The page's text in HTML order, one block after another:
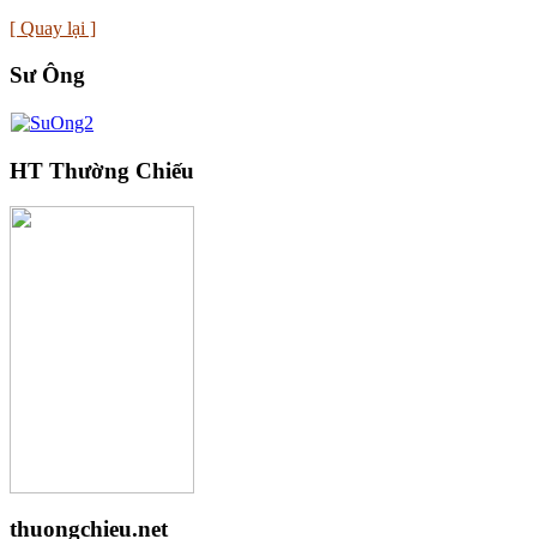
[ Quay lại ]
Sư Ông
HT Thường Chiếu
thuongchieu.net